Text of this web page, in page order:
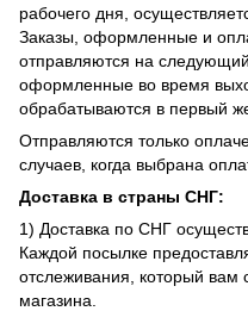
рабочего дня,
Заказы, оформленные и
отправляются на
оформленные во время
обрабатываются в первый
Отправляются только
случаев, когда выбрана
Доставка в страны СНГ:
1) Доставка по СНГ
Каждой посылке
отслеживания, который
магазина.